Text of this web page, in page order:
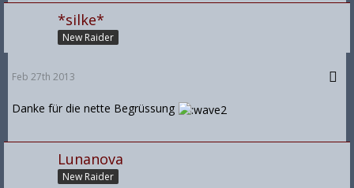
*silke*
New Raider
Feb 27th 2013
Danke für die nette Begrüssung
Lunanova
New Raider